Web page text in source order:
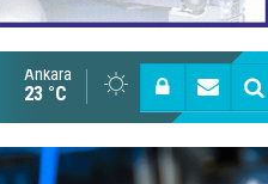
Великий Шёлковый
Ankara
23 °C